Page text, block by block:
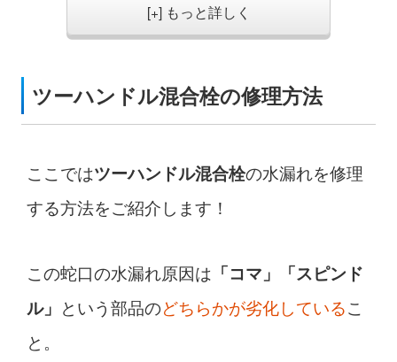
[+] もっと詳しく
ツーハンドル混合栓の修理方法
ここではツーハンドル混合栓の水漏れを修理
する方法をご紹介します！
この蛇口の水漏れ原因は 「コマ」「スピンド
ル」 という部品のどちらかが劣化しているこ
と。